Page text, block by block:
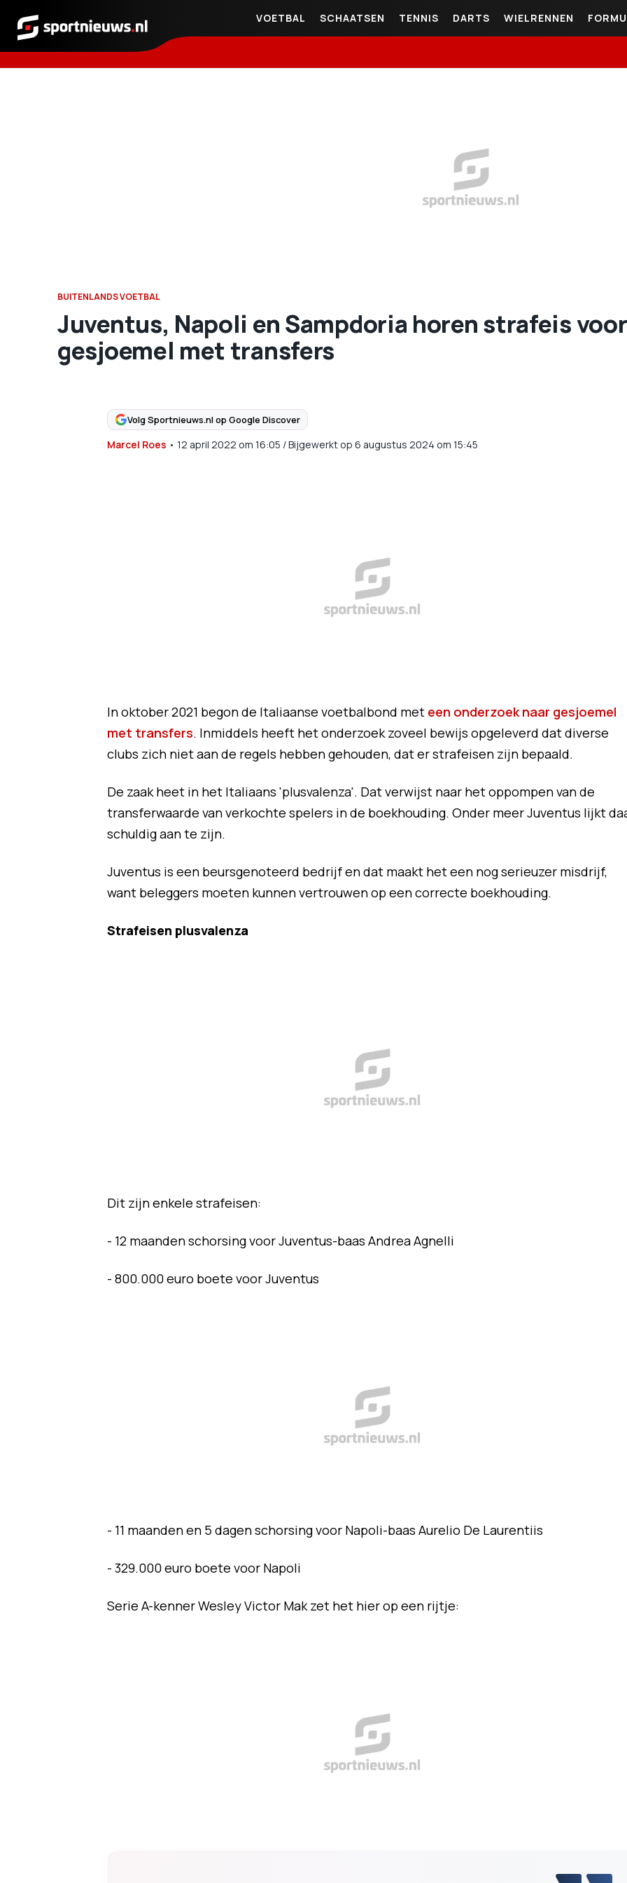
Sportnieuws.nl
VOETBAL SCHAATSEN TENNIS DARTS WIELRENNEN
BUITENLANDS VOETBAL
Juventus, Napoli en Sampdoria horen strafeis voor
gesjoemel met transfers
Volg Sportnieuws.nl op Google Discover
Marcel Roes • 12 april 2022 om 16:05 /Bijgewerkt op 6 augustus 2024 om 15:45
In oktober 2021 begon de Italiaanse voetbalbond met een onderzoek naar gesjoemel
met transfers. Inmiddels heeft het onderzoek zoveel bewijs opgeleverd dat diverse
clubs zich niet aan de regels hebben gehouden, dat er strafeisen zijn bepaald.
De zaak heet in het Italiaans 'plusvalenza'. Dat verwijst naar het oppompen van de
transferwaarde van verkochte spelers in de boekhouding. Onder meer Juventus lijkt
schuldig aan te zijn.
Juventus is een beursgenoteerd bedrijf en dat maakt het een nog serieuzer misdrijf,
want beleggers moeten kunnen vertrouwen op een correcte boekhouding.
Strafeisen plusvalenza
Dit zijn enkele strafeisen:
- 12 maanden schorsing voor Juventus-baas Andrea Agnelli
- 800.000 euro boete voor Juventus
- 11 maanden en 5 dagen schorsing voor Napoli-baas Aurelio De Laurentiis
- 329.000 euro boete voor Napoli
Serie A-kenner Wesley Victor Mak zet het hier op een rijtje: